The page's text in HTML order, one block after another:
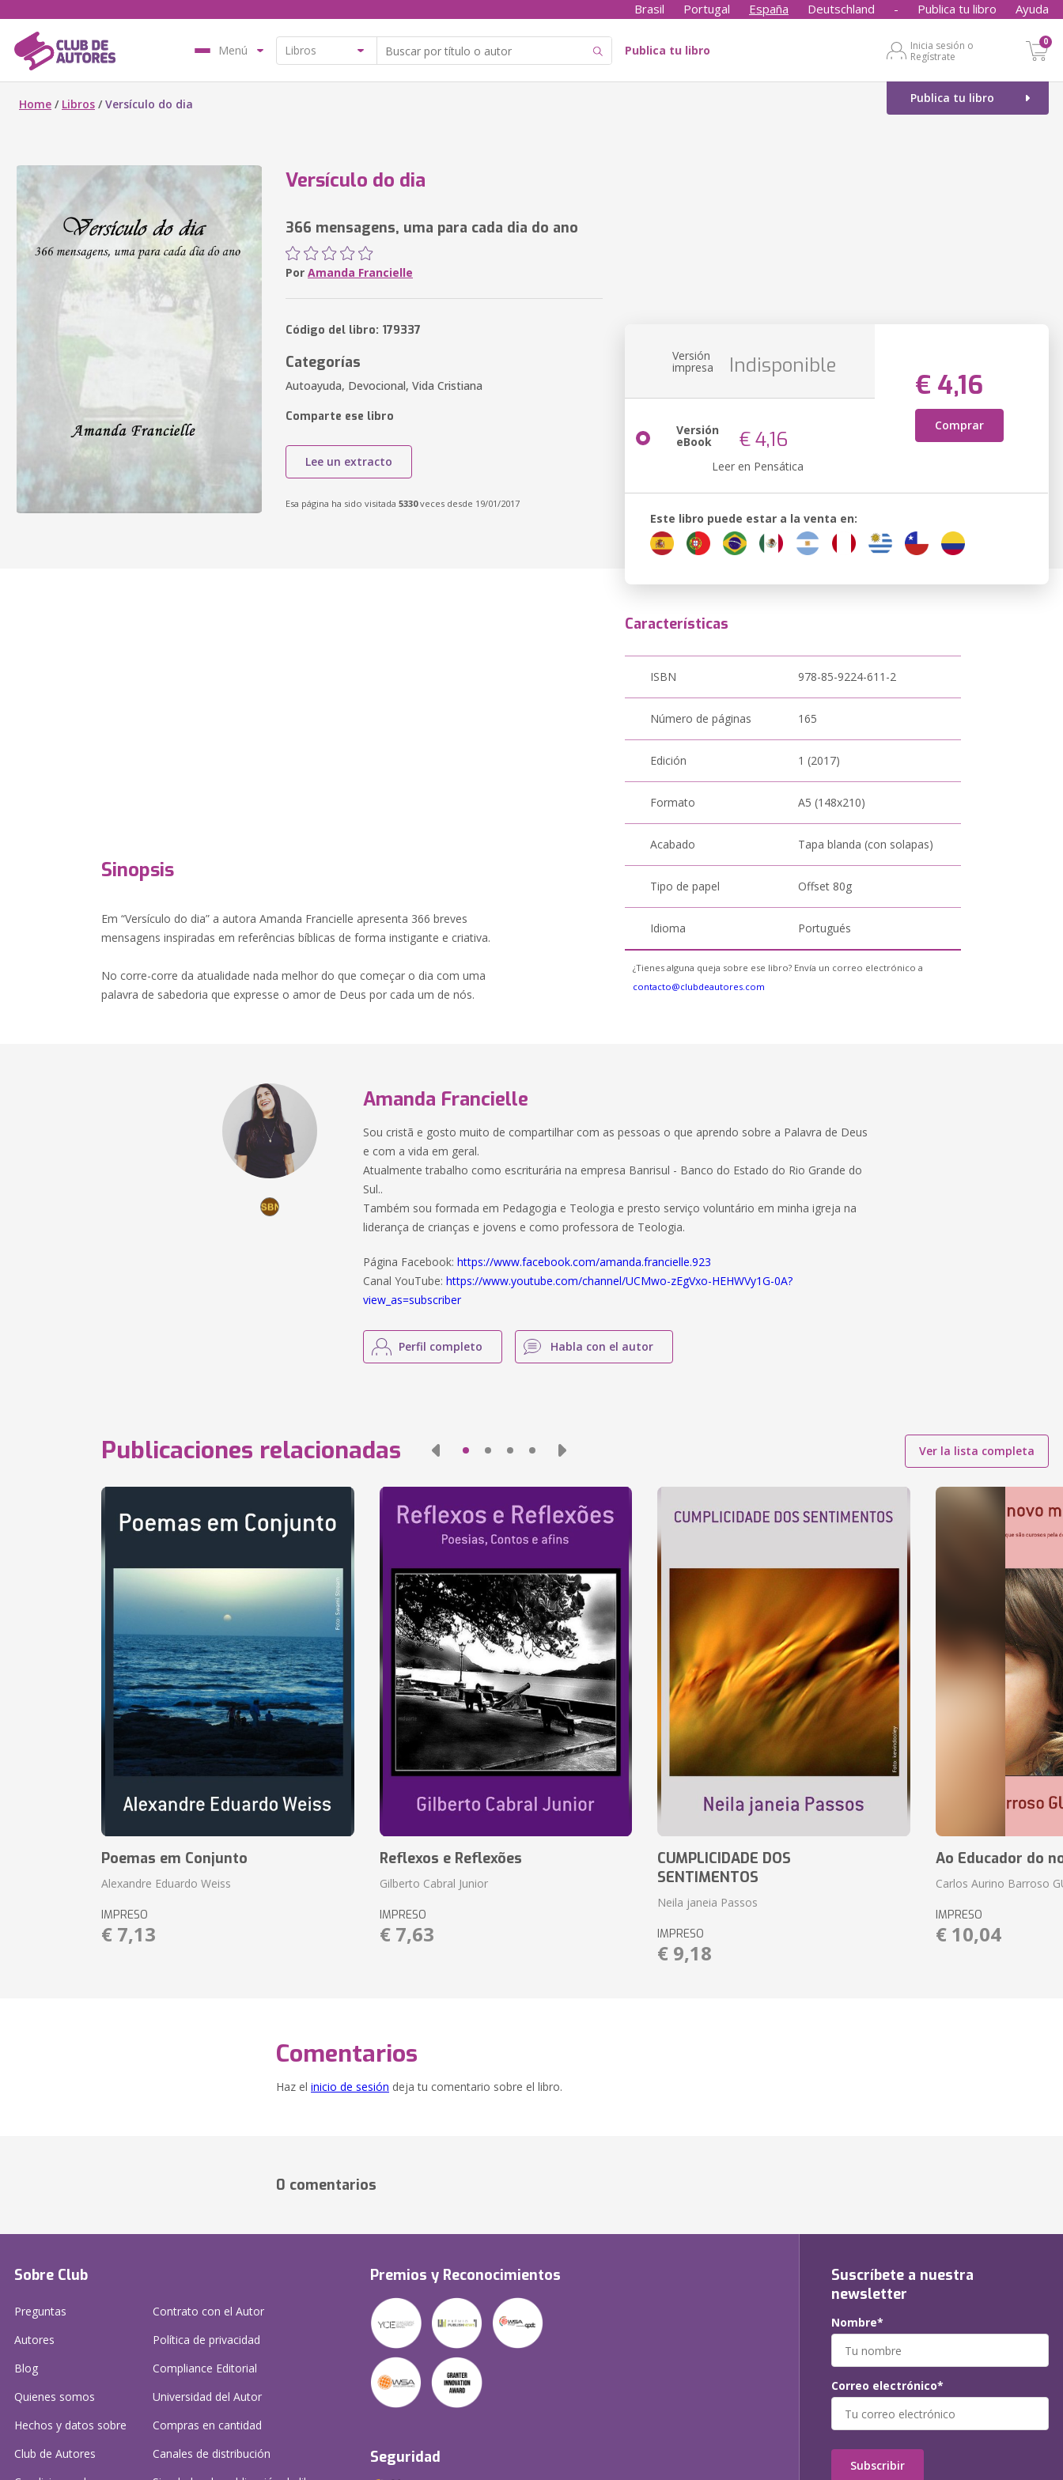
Brasil Portugal España Deutschland - Publica tu libro Ayuda
Menú Publica tu libro
Inicia sesión o
Regístrate
0
Publica tu libro
Home / Libros /Versículo do dia
Versículo do dia
366 mensagens, uma para cada dia do ano
Por Amanda Francielle
Código del libro: 179337
Categorías
Autoayuda, Devocional, Vida Cristiana
Comparte ese libro
Lee un extracto
Esa página ha sido visitada 5330veces desde 19/01/2017
Versión
impresa Indisponible
€ 4,16
Comprar
Versión
eBook € 4,16
Leer en Pensática
Este libro puede estar a la venta en:
Sinopsis
Em “Versículo do dia” a autora Amanda Francielle apresenta 366 breves
mensagens inspiradas em referências bíblicas de forma instigante e criativa.
No corre-corre da atualidade nada melhor do que começar o dia com uma
palavra de sabedoria que expresse o amor de Deus por cada um de nós.
Características
ISBN 978-85-9224-611-2
Número de páginas 165
Edición 1 (2017)
Formato A5 (148x210)
Acabado Tapa blanda (con solapas)
Tipo de papel Offset 80g
Idioma Portugués
¿Tienes alguna queja sobre ese libro? Envía un correo electrónico a
contacto@clubdeautores.com
Amanda Francielle
Sou cristã e gosto muito de compartilhar com as pessoas o que aprendo sobre a Palavra de Deus
e com a vida em geral.
Atualmente trabalho como escriturária na empresa Banrisul - Banco do Estado do Rio Grande do
Sul..
Também sou formada em Pedagogia e Teologia e presto serviço voluntário em minha igreja na
liderança de crianças e jovens e como professora de Teologia.
Página Facebook:https://www.facebook.com/amanda.francielle.923
Canal YouTube:https://www.youtube.com/channel/UCMwo-zEgVxo-HEHWVy1G-0A?
view_as=subscriber
Perfil completo Habla con el autor
Publicaciones relacionadas Ver la lista completa
Poemas em Conjunto
Alexandre Eduardo Weiss
IMPRESO
€ 7,13
Reflexos e Reflexões
Gilberto Cabral Junior
IMPRESO
€ 7,63
CUMPLICIDADE DOS
SENTIMENTOS
Neila janeia Passos
IMPRESO
€ 9,18
Ao Educador do
Carlos Aurino Barroso
IMPRESO
€ 10,04
Comentarios
Haz el inicio de sesión deja tu comentario sobre el libro.
0 comentarios
Sobre Club
Preguntas
Autores
Blog
Quienes somos
Hechos y datos sobre
Club de Autores
Contrato con el Autor
Política de privacidad
Compliance Editorial
Universidad del Autor
Compras en cantidad
Canales de distribución
Premios y Reconocimientos
Seguridad
Suscríbete a nuestra
newsletter
Nombre*
Correo electrónico*
Subscribir